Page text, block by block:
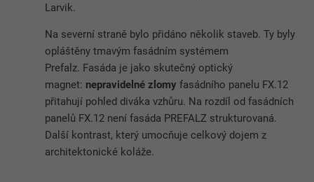
Larvik.
Na severní straně bylo přidáno několik staveb. Ty byly
opláštěny tmavým fasádním systémem
Prefalz. Fasáda je jako skutečný optický
magnet: nepravidelné zlomy fasádního panelu FX.12
přitahují pohled diváka vzhůru. Na rozdíl od fasádních
panelů FX.12 není fasáda PREFALZ strukturovaná.
Další kontrast, který umocňuje celkový dojem z
architektonické koláže.